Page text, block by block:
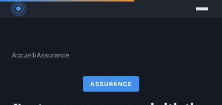
Accueil›Assurance
ASSURANCE